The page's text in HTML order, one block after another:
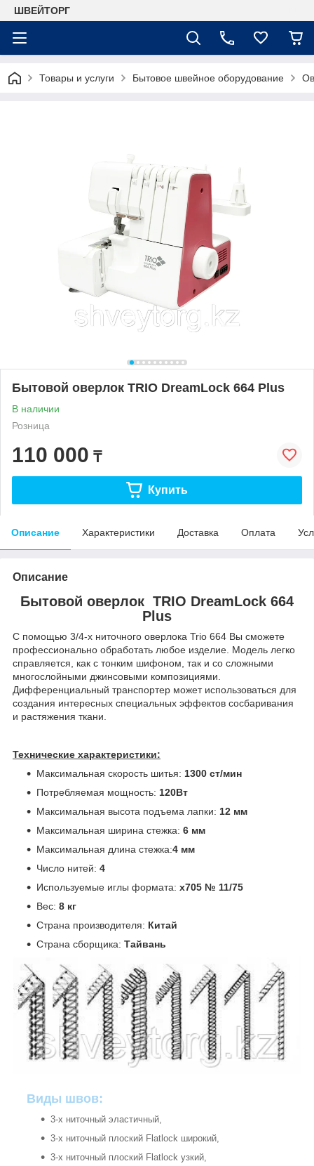
ШВЕЙТОРГ
Товары и услуги Бытовое швейное оборудование
Бытовой оверлок TRIO DreamLock 664 Plus
В наличии
Розница
110 000 ₸
Купить
Описание Характеристики Доставка Оплата
Описание
Бытовой оверлок TRIO DreamLock 664
Plus
С помощью 3/4-х ниточного оверлока Trio 664 Вы сможете
профессионально обработать любое изделие. Модель легко
справляется, как с тонким шифоном, так и со сложными
многослойными джинсовыми композициями.
Дифференциальный транспортер может использоваться для
создания интересных специальных эффектов сосбаривания
и растяжения ткани.
Технические характеристики:
Максимальная скорость шитья: 1300 ст/мин
Потребляемая мощность: 120Вт
Максимальная высота подъема лапки: 12 мм
Максимальная ширина стежка: 6 мм
Максимальная длина стежка:4 мм
Число нитей: 4
Используемые иглы формата: х705 № 11/75
Вес: 8 кг
Страна производителя: Китай
Страна сборщика: Тайвань
Виды швов:
3-х ниточный эластичный,
3-х ниточный плоский Flatlock широкий,
3-х ниточный плоский Flatlock узкий,